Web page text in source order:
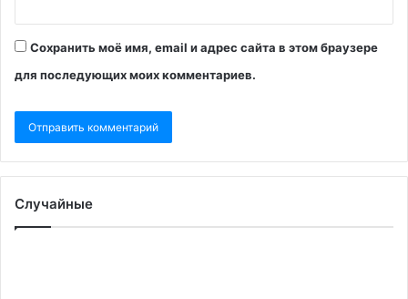
Сохранить моё имя, email и адрес сайта в этом браузере
для последующих моих комментариев.
Случайные